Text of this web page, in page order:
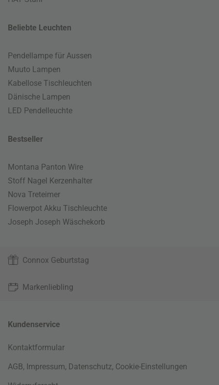
Beliebte Leuchten
Pendellampe für Aussen
Muuto Lampen
Kabellose Tischleuchten
Dänische Lampen
LED Pendelleuchte
Bestseller
Montana Panton Wire
Stoff Nagel Kerzenhalter
Nova Treteimer
Flowerpot Akku Tischleuchte
Joseph Joseph Wäschekorb
Connox Geburtstag
Markenliebling
Kundenservice
Kontaktformular
AGB, Impressum, Datenschutz, Cookie-Einstellungen